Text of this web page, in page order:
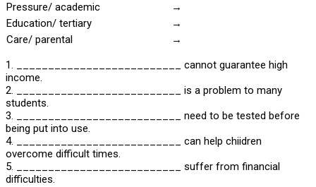
Pressure/ academic
→
Education/ tertiary
→
Care/ parental
→
1. __________________________ cannot guarantee high
income.
2. __________________________ is a problem to many
students.
3. __________________________ need to be tested before
being put into use.
4. __________________________ can help chiidren
overcome difficult times.
5. __________________________ suffer from financial
difficulties.